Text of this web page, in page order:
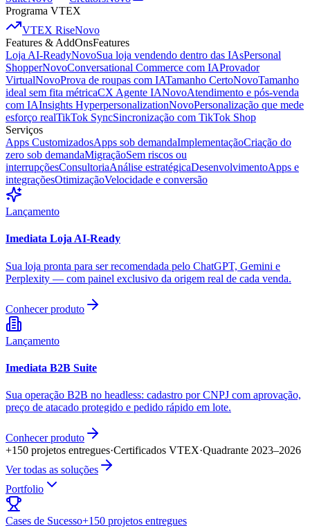
Programa VTEX
VTEX RiseNovo
Features & AddOnsFeatures
Loja AI-ReadyNovoSua loja vendendo dentro das IAsPersonal
ShopperNovoConversational Commerce com IAProvador
VirtualNovoProva de roupas com IATamanho CertoNovoTamanho
ideal sem fita métricaCX Agente IANovoAtendimento e pós-venda
com IAInsights HyperpersonalizationNovoPersonalização que mede
esforço realTikTok SyncSincronização com TikTok Shop
Serviços
Apps CustomizadosApps sob demandaImplementaçãoCriação do
zero sob demandaMigraçãoSem riscos ou
interrupçõesConsultoriaAnálise estratégicaDesenvolvimentoApps e
integraçõesOtimizaçãoVelocidade e conversão
Lançamento
Imediata Loja AI-Ready
Sua loja pronta para ser recomendada pelo ChatGPT, Gemini e
Perplexity — com painel exclusivo da origem real de cada venda.
Conhecer produto
Lançamento
Imediata B2B Suite
Sua operação B2B no headless: cadastro por CNPJ com aprovação,
preço de atacado protegido e pedido rápido em lote.
Conhecer produto
+150 projetos entregues·Certificados VTEX·Quadrante 2023–2026
Ver todas as soluções
Portfolio
Cases de Sucesso+150 projetos entregues